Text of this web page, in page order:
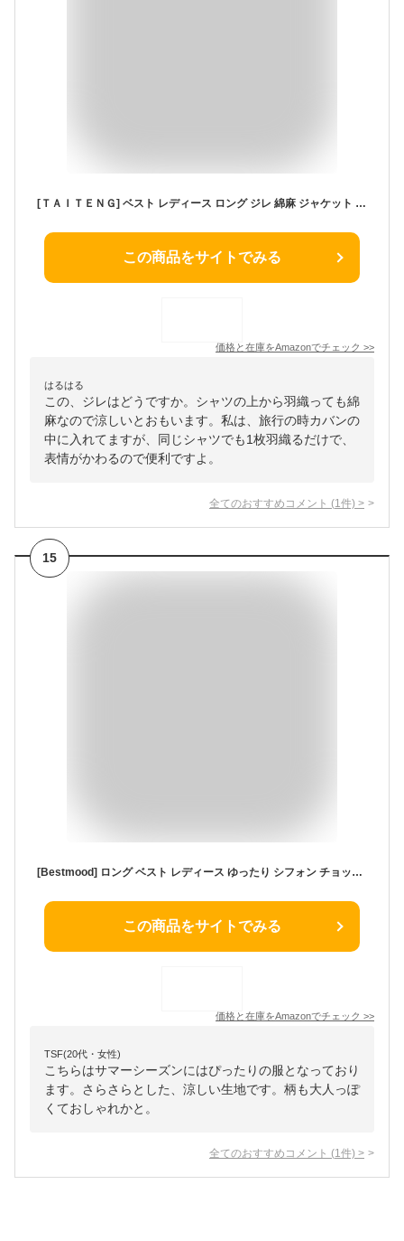
[ＴＡＩＴＥＮＧ] ベスト レディース ロング ジレ 綿麻 ジャケット ノースリーブ ブレザー おしゃれ チョッキ 袖なし ビジネス カジュアル 無地 サマーベスト 大きいサイズ 夏(P白)
この商品をサイトでみる
価格と在庫をAmazonでチェック >>
はるはる
この、ジレはどうですか。シャツの上から羽織っても綿
麻なので涼しいとおもいます。私は、旅行の時カバンの
中に入れてますが、同じシャツでも1枚羽織るだけで、
表情がかわるので便利ですよ。
全てのおすすめコメント (1 件) >
15
[Bestmood] ロング ベスト レディース ゆったり シフォン チョッキ シンプル ファッション アウター ノースリーブ カジュアル エレガント 夏 ジレ 着痩せ オフィス 通勤 黒(P白)
この商品をサイトでみる
価格と在庫をAmazonでチェック >>
TSF(20代・女性)
こちらはサマーシーズンにはぴったりの服となっており
ます。さらさらとした、涼しい生地です。柄も大人っぽ
くておしゃれかと。
全てのおすすめコメント (1 件) >